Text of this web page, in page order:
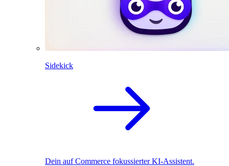
Sidekick
Dein auf Commerce fokussierter KI-Assistent.